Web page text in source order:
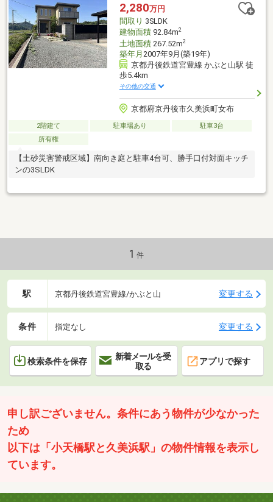
2,280万円
間取り 3SLDK
建物面積92.84m2
土地面積267.52m2
築年月 2007年9月(築19年)
京都丹後鉄道宮豊線 かぶと山駅 徒
歩5.4km
その他の交通
京都府京丹後市久美浜町女布
2階建て 駐車場あり
駐車3台
所有権
【土砂災害警戒区域】南向き庭と駐車4台可、勝手口付対面キッチ
ンの3SLDK
1 件
駅 京都丹後鉄道宮豊線/かぶと山 変更する
条件 指定なし 変更する
検索条件を保存
新着メールを受
取る
アプリで探す
申し訳ございません。条件にあう物件が少なかった
ため
以下は「小天橋駅と久美浜駅」の物件情報を表示し
ています。